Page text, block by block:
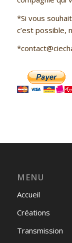
*Si vous
c’est possible,
MENU
Accueil
Créations
Transmission